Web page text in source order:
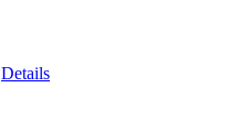
Details